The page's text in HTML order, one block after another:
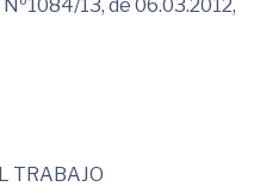
13, de 06.03.2012,
TRABAJO